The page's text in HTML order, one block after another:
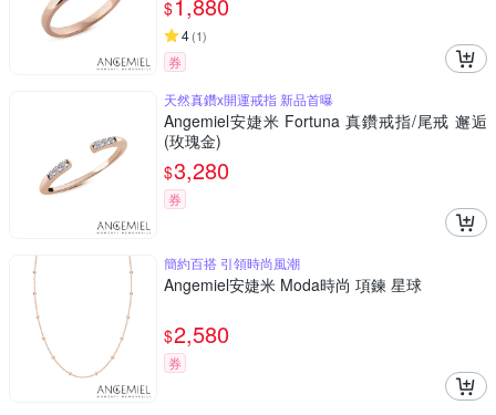
$1,880
4(1)
券
天然真鑽x開運戒指 新品首曝
Angemiel安婕米 Fortuna 真鑽戒指/尾戒 邂逅
(玫瑰金)
$3,280
券
簡約百搭 引領時尚風潮
Angemiel安婕米 Moda時尚 項鍊 星球
$2,580
券